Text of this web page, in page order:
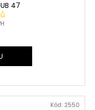
47
Kód: 2550